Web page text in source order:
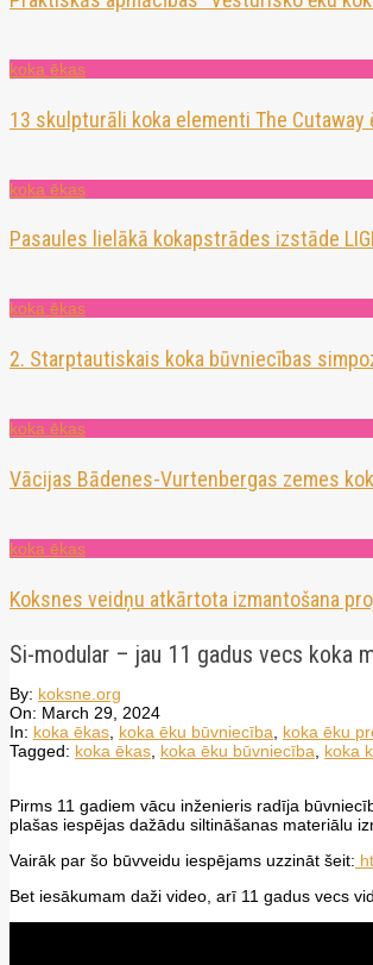
koka ēkas
13 skulpturāli koka elementi The Cutaway
koka ēkas
Pasaules lielākā kokapstrādes izstāde
koka ēkas
2. Starptautiskais koka būvniecības
koka ēkas
Vācijas Bādenes-Vurtenbergas zemes
koka ēkas
Koksnes veidņu atkārtota izmantošana
Si-modular – jau 11 gadus vecs koka
By: koksne.org
On: March 29, 2024
In: koka ēkas, koka ēku būvniecība, koka ēku
Tagged: koka ēkas, koka ēku būvniecība, koka
Pirms 11 gadiem vācu inženieris radīja
plašas iespējas dažādu siltināšanas materiālu
Vairāk par šo būvveidu iespējams uzzināt šeit:
Bet iesākumam daži video, arī 11 gadus vecs